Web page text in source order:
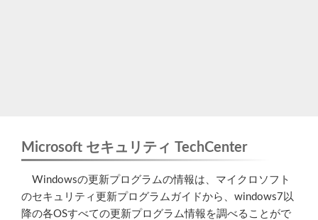
Microsoft セキュリティ TechCenter
Windowsの更新プログラムの情報は、マイクロソフト
のセキュリティ更新プログラムガイドから、windows7以
降の各OSすべての更新プログラム情報を調べることがで